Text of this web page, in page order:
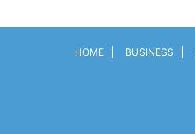
HOME BUSINESS